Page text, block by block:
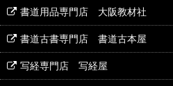
絞り込む
青田石
書道用品専門店 大阪教材社
書道古書専門店 書道古本屋
写経専門店 写経屋